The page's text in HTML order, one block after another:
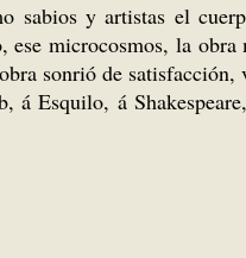
sabios y artistas el
microcosmos, la
sonrió de satisfacción,
Esquilo, á